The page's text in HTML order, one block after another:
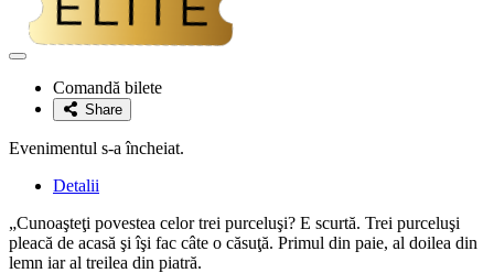
Adaugă
favoriteComandă bilete
Share
Evenimentul s-a încheiat.
Detalii
„Cunoaşteţi povestea celor trei purceluşi? E scurtă. Trei purceluşi
pleacă de acasă şi îşi fac câte o căsuţă. Primul din paie, al doilea din
lemn iar al treilea din piatră.